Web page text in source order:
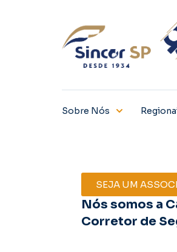
Sobre Nós
SEJA UM
Nós somos a
Corretor de